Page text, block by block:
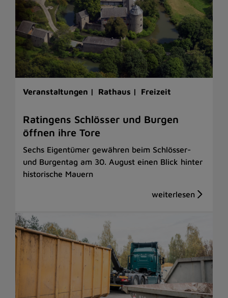
Veranstaltungen | Rathaus | Freizeit
Ratingens Schlösser und Burgen
öffnen ihre Tore
Sechs Eigentümer gewähren beim Schlösser-
und Burgentag am 30. August einen Blick hinter
historische Mauern